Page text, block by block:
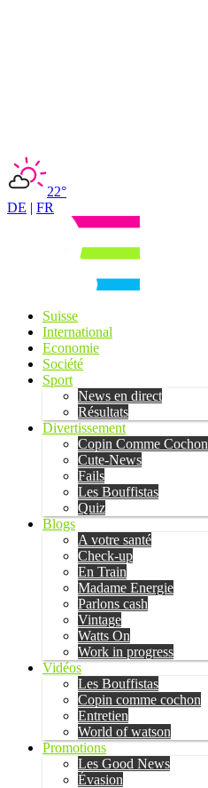
22°
DE | FR
Suisse
International
Economie
Société
Sport
News en direct
Résultats
Divertissement
Copin Comme Cochon
Cute-News
Fails
Les Bouffistas
Quiz
Blogs
A votre santé
Check-up
En Train
Madame Energie
Parlons cash
Vintage
Watts On
Work in progress
Vidéos
Les Bouffistas
Copin comme cochon
Entretien
World of watson
Promotions
Les Good News
Évasion